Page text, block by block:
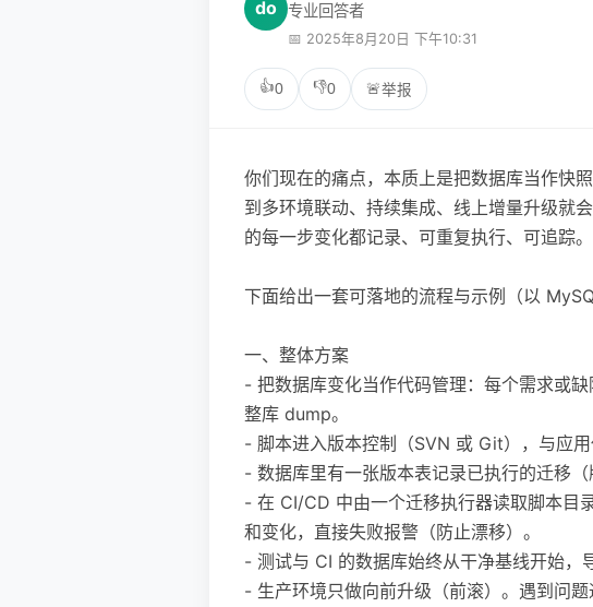
do 专业回答者
📅 2025年8月20日 下午10:31
👍0 👎0 🚨举报
你们现在的痛点，本质上是把数据库当作快
到多环境联动、持续集成、线上增量升级就
的每一步变化都记录、可重复执行、可追踪。
下面给出一套可落地的流程与示例（以
一、整体方案
- 把数据库变化当作代码管理：每个需求或
整库 dump。
- 脚本进入版本控制（SVN 或 Git），与应用
- 数据库里有一张版本表记录已执行的迁移
- 在 CI/CD 中由一个迁移执行器读取脚本目
和变化，直接失败报警（防止漂移）。
- 测试与 CI 的数据库始终从干净基线开始，
- 生产环境只做向前升级（前滚）。遇到问